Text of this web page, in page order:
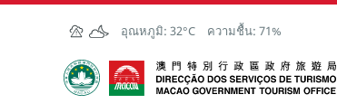
Skip to Main Content
อุณหภูมิ: 32°C ความชื้น: 71%
สำนักงานการท่องเที่ยวของรัฐบาลมาเก๊า